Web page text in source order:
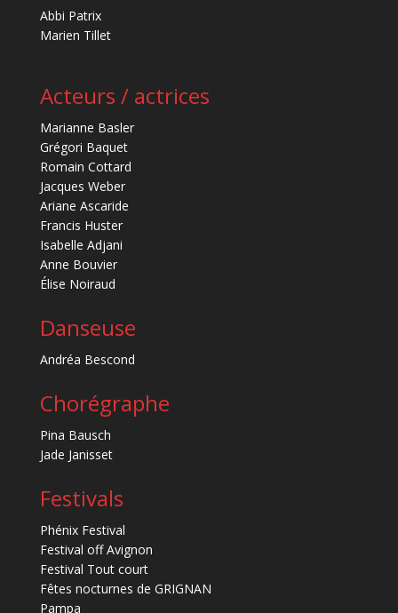
Abbi Patrix
Marien Tillet
Acteurs / actrices
Marianne Basler
Grégori Baquet
Romain Cottard
Jacques Weber
Ariane Ascaride
Francis Huster
Isabelle Adjani
Anne Bouvier
Élise Noiraud
Danseuse
Andréa Bescond
Chorégraphe
Pina Bausch
Jade Janisset
Festivals
Phénix Festival
Festival off Avignon
Festival Tout court
Fêtes nocturnes de GRIGNAN
Pampa